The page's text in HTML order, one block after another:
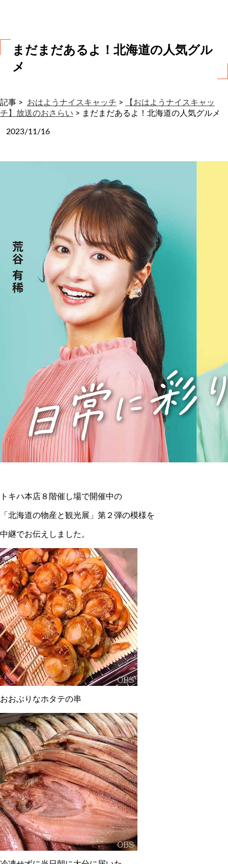
まだまだあるよ！北海道の人気グル
メ
記事 > おはようナイスキャッチ >
【おはようナイスキャッ
チ】放送のおさらい > まだまだあるよ！北海道の人気グルメ
2023/11/16
トキハ本店８階催し場で開催中の
「北海道の物産と観光展」第２弾の模様を
中継でお伝えしました。
おおぶりなホタテの串